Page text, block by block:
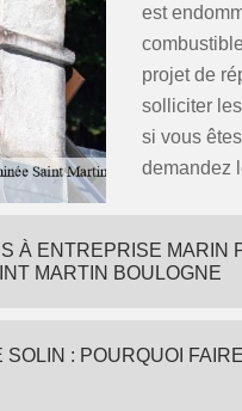
est
projet de
solliciter
si vous
demandez
À ENTREPRISE MARIN
MARTIN BOULOGNE
SOLIN : POURQUOI